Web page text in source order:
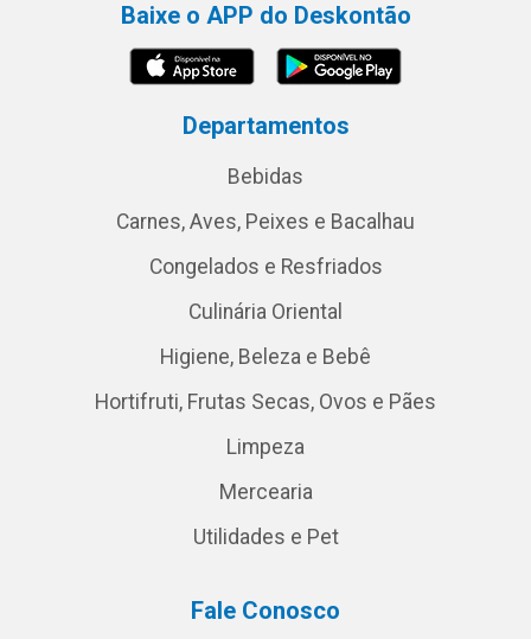
Baixe o APP do Deskontão
Departamentos
Bebidas
Carnes, Aves, Peixes e Bacalhau
Congelados e Resfriados
Culinária Oriental
Higiene, Beleza e Bebê
Hortifruti, Frutas Secas, Ovos e Pães
Limpeza
Mercearia
Utilidades e Pet
Fale Conosco